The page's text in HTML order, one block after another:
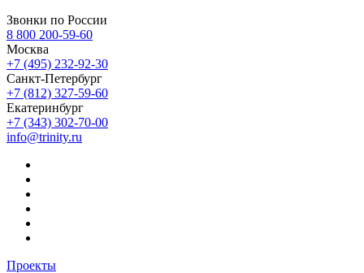
Звонки по России
8 800 200-59-60
Москва
+7 (495) 232-92-30
Санкт-Петербург
+7 (812) 327-59-60
Екатеринбург
+7 (343) 302-70-00
info@trinity.ru
Проекты